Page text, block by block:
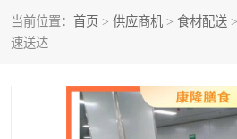
当前位置： 首页 > 供应商机 > 食材配送
速送达
调料配送
干货配送